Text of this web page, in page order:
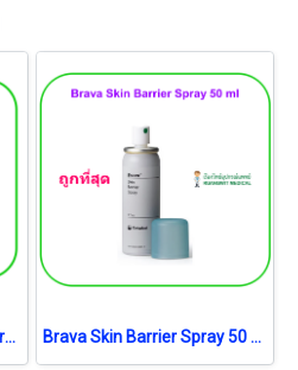
3M Cavilon Advance Skin Protectant 0.7 ml (5051G) ฟิล์มเหลวเคลือบผิวหนังและพื้นแผล (1 อัน) Brava Skin Barrier Spray 50 ml [Coloplast] สเปรย์เคลือบปกป้องผิว